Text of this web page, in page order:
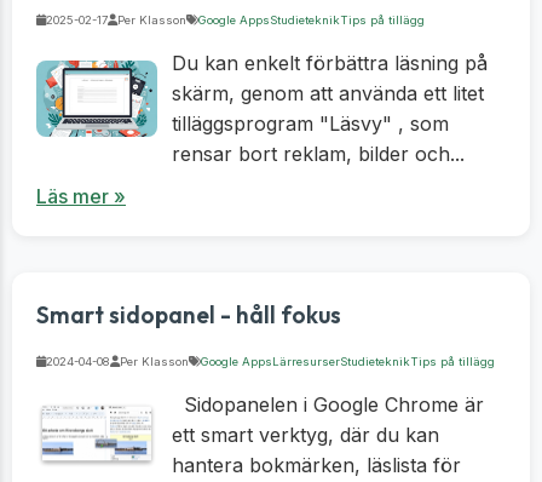
2025-02-17 Per Klasson Google AppsStudieteknikTips på tillägg
Du kan enkelt förbättra läsning på
skärm, genom att använda ett litet
tilläggsprogram "Läsvy" , som
rensar bort reklam, bilder och...
Läs mer »
Smart sidopanel - håll fokus
2024-04-08 Per Klasson Google AppsLärresurserStudieteknikTips på tillägg
Sidopanelen i Google Chrome är
ett smart verktyg, där du kan
hantera bokmärken, läslista för